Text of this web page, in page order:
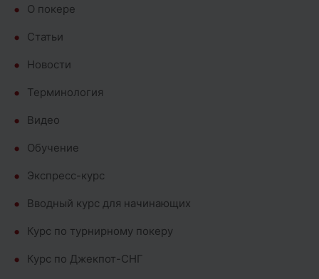
О покере
Cтатьи
Новости
Терминология
Видео
Обучение
Экспресс-курс
Вводный курс для начинающих
Курс по турнирному покеру
Курс по Джекпот-СНГ